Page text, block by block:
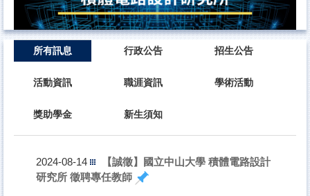
所有訊息 行政公告 招生公告
活動資訊 職涯資訊 學術活動
獎助學金 新生須知
2024-08-14
【誠徵】國立中山大學 積體電路設計
研究所 徵聘專任教師